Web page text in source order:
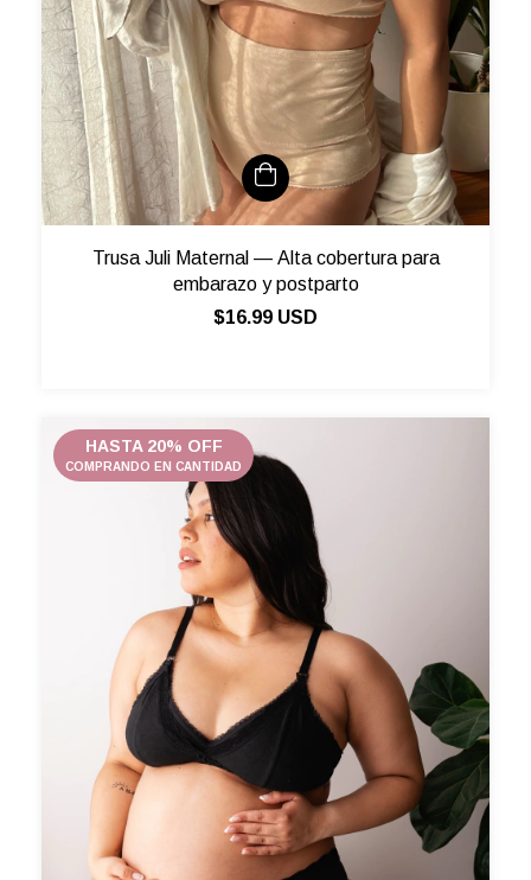
Trusa Juli Maternal — Alta cobertura para
embarazo y postparto
$16.99 USD
HASTA 20% OFF
COMPRANDO EN CANTIDAD